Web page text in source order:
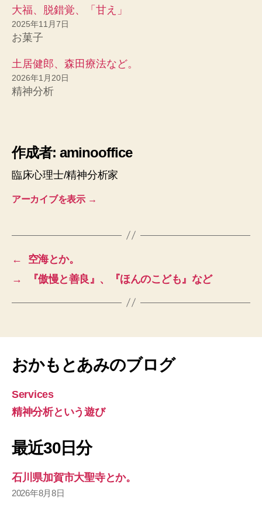
大福、脱錯覚、「甘え」
2025年11月7日
お菓子
土居健郎、森田療法など。
2026年1月20日
精神分析
作成者: aminooffice
臨床心理士/精神分析家
アーカイブを表示 →
←
空海とか。
→
『傲慢と善良』、『ほんのこども』など
おかもとあみのブログ
Services
精神分析という遊び
最近30日分
石川県加賀市大聖寺とか。
2026年8月8日